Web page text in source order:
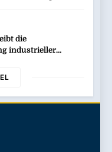
die
industrieller